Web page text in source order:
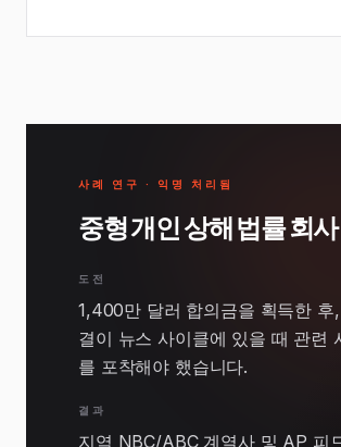
사례 연구 · 익명 처리됨
중형 개인 상해 법률 회사
도전
1,400만 달러 합의금을 획득한 후
결이 뉴스 사이클에 있을 때 관련
를 포착해야 했습니다.
결과
지역 NBC/ABC 계열사 및 AP 피